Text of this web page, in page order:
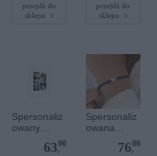
szlachetnym
i - Szary - M
przejdź do
sklepu
Srebrne
serce
przejdź do
sklepu
Spersonaliz
owany
plakat - 30 x
63,
00
Spersonaliz
owana
bransoletka
sznurkowa -
76,
00